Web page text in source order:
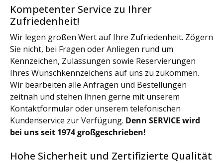
Kompetenter Service zu Ihrer
Zufriedenheit!
Wir legen großen Wert auf Ihre Zufriedenheit. Zögern
Sie nicht, bei Fragen oder Anliegen rund um
Kennzeichen, Zulassungen sowie Reservierungen
Ihres Wunschkennzeichens auf uns zu zukommen.
Wir bearbeiten alle Anfragen und Bestellungen
zeitnah und stehen Ihnen gerne mit unserem
Kontaktformular oder unserem telefonischen
Kundenservice zur Verfügung. Denn SERVICE wird
bei uns seit 1974 großgeschrieben!
Hohe Sicherheit und Zertifizierte Qualität